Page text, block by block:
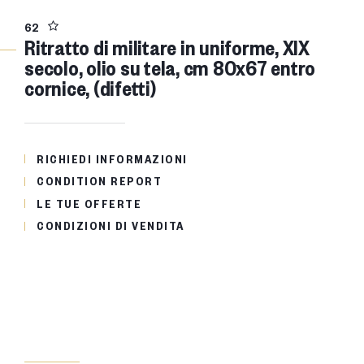
62
Ritratto di militare in uniforme, XIX
secolo, olio su tela, cm 80x67 entro
cornice, (difetti)
RICHIEDI INFORMAZIONI
CONDITION REPORT
LE TUE OFFERTE
CONDIZIONI DI VENDITA